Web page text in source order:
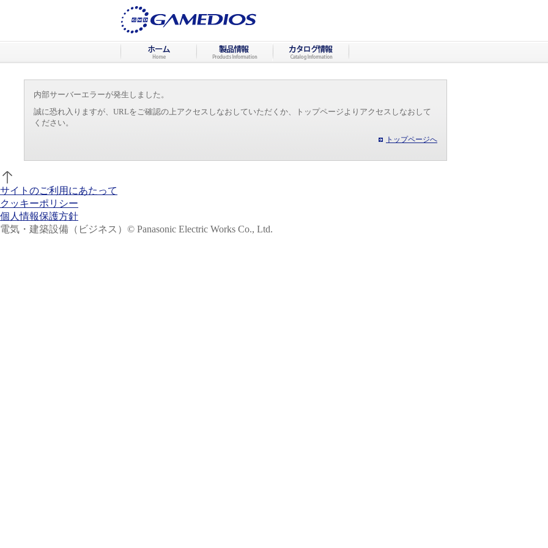
内部サーバーエラーが発生しました。
誠に恐れ入りますが、URLをご確認の上アクセスしなおしていただくか、トップページよりアクセスしなおして
ください。
トップページへ
サイトのご利用にあたって
クッキーポリシー
個人情報保護方針
電気・建築設備（ビジネス） © Panasonic Electric Works Co., Ltd.